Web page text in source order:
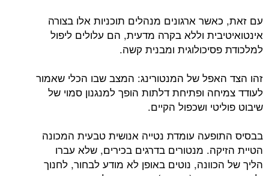
עם זאת, כאשר ארגונים מנהלים תוכניות אלו בצורה
אינטואיטיבית וללא בקרה מדעית, הם עלולים ליפול
למלכודת פסיכולוגית ומבנית קשה.
זהו הצד האפל של המנטורינג: המצב שבו הכלי שאמור
לעודד צמיחה ופתיחת דלתות הופך למנגנון סמוי של
שיבוט פוליטי ושכפול הקיים.
בבסיס התופעה עומדת נטייה אנושית טבעית המכונה
הטיית הזיקה. מנטורים בדרגים בכירים, שלא עברו
הליך של הכוונה, נוטים באופן לא מודע לבחור, לחנוך